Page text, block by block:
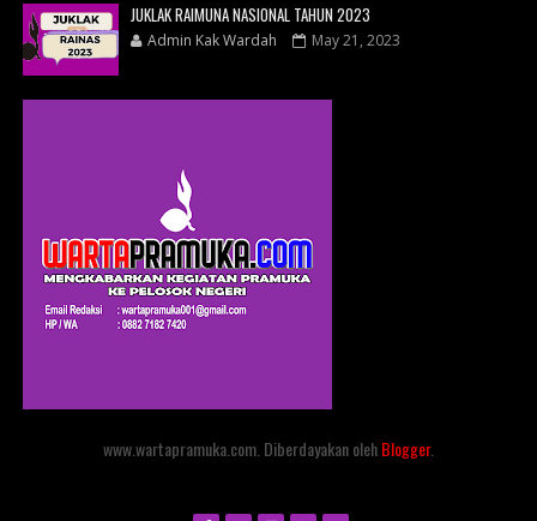
JUKLAK RAIMUNA NASIONAL TAHUN 2023
Admin Kak Wardah May 21, 2023
www.wartapramuka.com. Diberdayakan olehBlogger.